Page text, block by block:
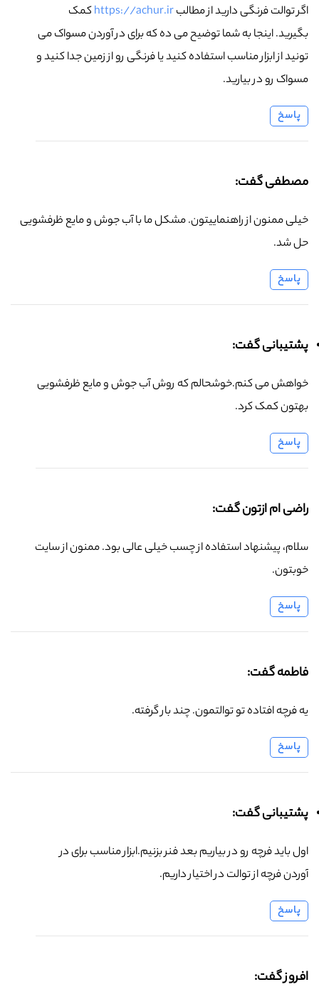
اگر توالت فرنگی دارید از مطالبhttps://achur.irکمک
بگیرید. اینجا به شما توضیح می ده که برای در آوردن مسواک می
تونید از ابزار مناسب استفاده کنید یا فرنگی رو از زمین جدا کنید و
مسواک رو در بیارید.
پاسخ
مصطفی گفت:
خیلی ممنون از راهنماییتون. مشکل ما با آب جوش و مایع ظرفشویی
حل شد.
پاسخ
پشتیبانی گفت:
خواهش می کنم.خوشحالم که روش آب جوش و مایع ظرفشویی
بهتون کمک کرد.
پاسخ
راضی ام ازتون گفت:
سلام، پیشنهاد استفاده از چسب خیلی عالی بود. ممنون از سایت
خوبتون.
پاسخ
فاطمه گفت:
یه فرچه افتاده تو توالتمون. چند بار گرفته.
پاسخ
پشتیبانی گفت:
اول باید فرچه رو در بیاریم بعد فنر بزنیم.ابزار مناسب برای در
آوردن فرچه از توالت در اختیار داریم.
پاسخ
افروز گفت: